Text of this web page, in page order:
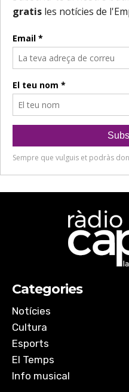
Categories
Notícies
Cultura
Esports
El Temps
Info musical